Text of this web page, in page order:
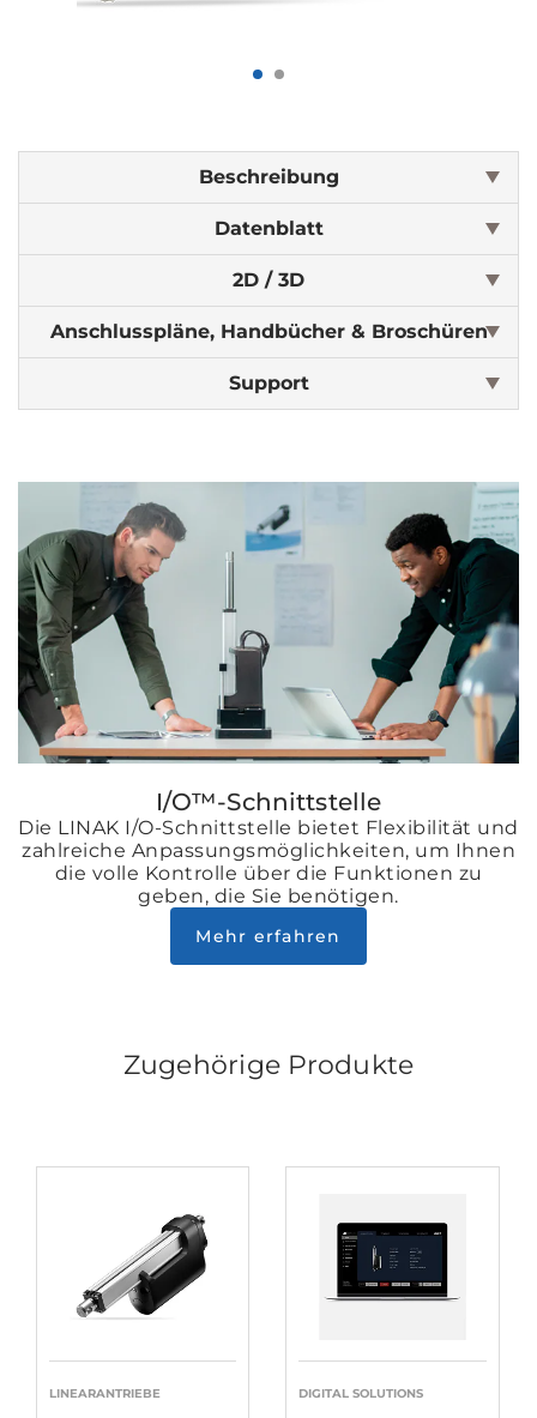
Beschreibung
Datenblatt
2D / 3D
Anschlusspläne, Handbücher & Broschüren
Support
I/O™-Schnittstelle
Die LINAK I/O-Schnittstelle bietet Flexibilität und
zahlreiche Anpassungsmöglichkeiten, um Ihnen
die volle Kontrolle über die Funktionen zu
geben, die Sie benötigen.
Mehr erfahren
Zugehörige Produkte
LINEARANTRIEBE DIGITAL SOLUTIONS